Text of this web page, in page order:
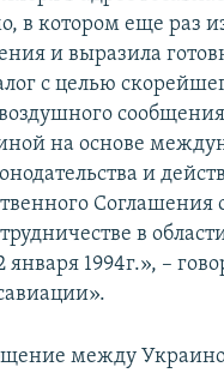
в котором еще раз
и выразила
с целью
на основе
и
Соглашения
в
января 1994г.», –
между